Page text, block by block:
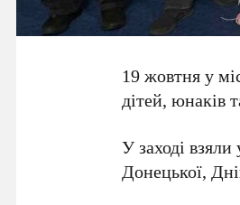
19 жовтня у
дітей, юнаків
У заході
Донецької,